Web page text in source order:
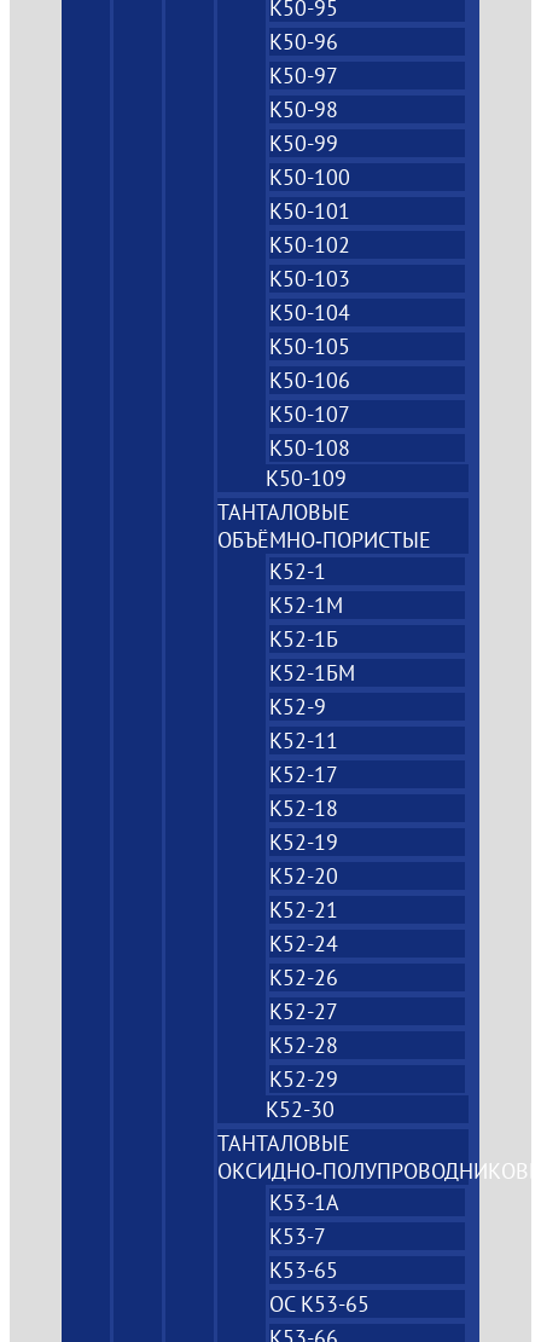
К50-95
К50-96
К50-97
К50-98
К50-99
К50-100
К50-101
К50-102
К50-103
К50-104
К50-105
К50-106
К50-107
К50-108
К50-109
ТАНТАЛОВЫЕ
ОБЪЁМНО‑ПОРИСТЫЕ
К52-1
К52-1М
К52-1Б
К52-1БМ
К52-9
К52-11
К52-17
К52-18
К52-19
К52-20
К52-21
К52-24
К52-26
К52-27
К52-28
К52-29
К52-30
ТАНТАЛОВЫЕ
К53-1А
К53-7
К53-65
ОС К53-65